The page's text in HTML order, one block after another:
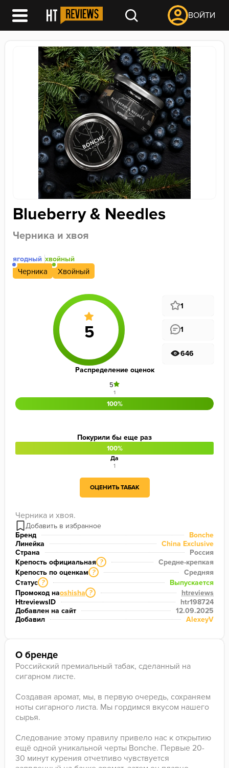
ВОЙТИ
Blueberry & Needles
Черника и хвоя
ягодный хвойный
Черника Хвойный
Черника и хвоя.
Бренд
Bonche
Линейка
China Exclusive
Страна
Россия
Крепость официальная ?
Средне-крепкая
Крепость по оценкам ?
Средняя
Статус ?
Выпускается
Промокод наoshisha ?
htreviews
HtreviewsID
htr198724
Добавлен на сайт
12.09.2025
Добавил
AlexeyV
1
1
646
Распределение оценок
100%
5
1
Покурили бы еще раз
100%
Да
1
ОЦЕНИТЬ ТАБАК
О бренде
Российский премиальный табак, сделанный на
сигарном листе.
Создавая аромат, мы, в первую очередь, сохраняем
ноты сигарного листа. Мы гордимся вкусом нашего
сырья.
Следование этому правилу привело нас к открытию
ещё одной уникальной черты Bonche. Первые 20-
30 минут курения отчетливо чувствуется